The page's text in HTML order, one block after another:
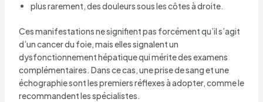
plus rarement, des douleurs sous les côtes à droite.
Ces manifestations ne signifient pas forcément qu’il s’agit
d’un cancer du foie, mais elles signalent un
dysfonctionnement hépatique qui mérite des examens
complémentaires. Dans ce cas, une prise de sang et une
échographie sont les premiers réflexes à adopter, comme le
recommandent les spécialistes.